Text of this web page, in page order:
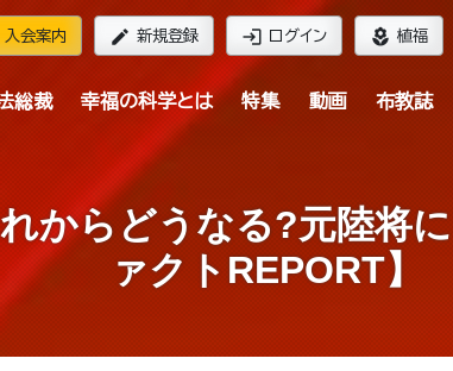
入会案内 edit 新規登録 login ログイン local_florist 植福
総裁 幸福の科学とは 特集 動画 布教誌
からどうなる?元陸将
ァクトREPORT】